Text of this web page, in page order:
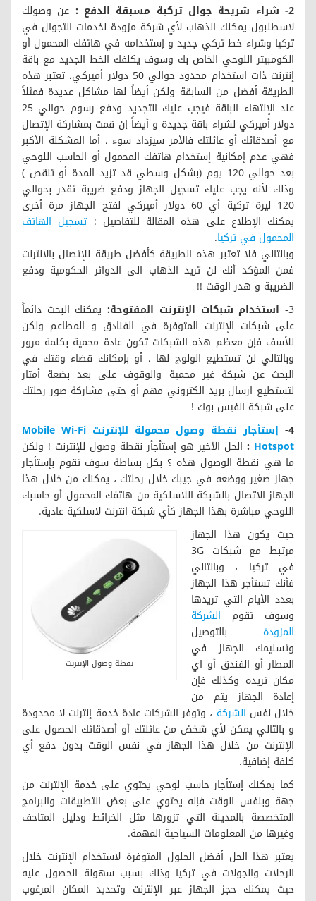
2- شراء شريحة جوال تركية مسبقة الدفع :
عن وصولك
لاسطنبول يمكنك الذهاب لأي شركة مزودة لخدمات التجوال في
تركيا وشراء خط تركي جديد و إستخدامه في هاتفك المحمول أو
الكومبيتر اللوحي الخاص بك وسوف يكلفك الخط الجديد مع باقة
إنترنت ذات استخدام محدود حوالي 50 دولار أميركي، تعتبر هذه
الطريقة أفضل من السابقة ولكن أيضاً لها مشاكل عديدة فمثلاً
عند الإنتهاء الباقة فيجب عليك التجديد ودفع رسوم حوالي 25
دولار أميركي لشراء باقة جديدة و أيضاً إن قمت بمشاركة الإتصال
مع أصدقائك أو عائلتك فالأمر سيزداد سوء ، أما المشكلة الأكبر
فهي عدم إمكانية إستخدام هاتفك المحمول أو الحاسب اللوحي
بعد حوالي 120 يوم (بشكل وسطي قد تزيد المدة أو تنقص )
وذلك لأنه يجب عليك تسجيل الجهاز ودفع ضريبة تقدر بحوالي
120 ليرة تركية أي 60 دولار أميركي لفتح الجهاز مرة أخرى
يمكنك الإطلاع على هذه المقالة للتفاصيل : تسجيل الهاتف
المحمول في تركيا.
وبالتالي فلا تعتبر هذه الطريقة كأفضل طريقة للإتصال بالانترنت
فمن المؤكد أنك لن تريد الذهاب الى الدوائر الحكومية ودفع
الضريبة و هدر الوقت !!
3- استخدام شبكات الإنترنت المفتوحة:يمكنك البحث دائماً
على شبكات الإنترنت المتوفرة في الفنادق و المطاعم ولكن
للأسف فإن معظم هذه الشبكات تكون عادة محمية بكلمة مرور
وبالتالي لن تستطيع الولوج لها ، أو بإمكانك قضاء وقتك في
البحث عن شبكة غير محمية والوقوف على بعد بضعة أمتار
لتستطيع ارسال بريد الكتروني مهم أو حتى مشاركة صور رحلتك
على شبكة الفيس بوك !
4-
إستأجار نقطة وصول محمولة للإنترنت Mobile Wi-Fi
Hotspot
: الحل الأخير هو إستأجأر نقطة وصول للإنترنت ! ولكن
ما هي نقطة الوصول هذه ؟ بكل بساطة سوف تقوم بإستأجار
جهاز صغير ووضعه في جيبك خلال رحلتك ، يمكنك من خلال هذا
الجهاز الاتصال بالشبكة اللاسلكية من هاتفك المحمول أو حاسبك
اللوحي مباشرة بهذا الجهاز كأي شبكة انترنت لاسلكية عادية.
نقطة وصول الإنترنت
حيث يكون هذا الجهاز
مرتبط مع شبكات 3G
في تركيا ، وبالتالي
فأنك تستأجر هذا الجهاز
بعدد الأيام التي تريدها
وسوف تقوم الشركة
المزودة بالتوصيل
وتسليمك الجهاز في
المطار أو الفندق أو اي
مكان تريده وكذلك فإن
إعادة الجهاز يتم من
خلال نفس الشركة ، وتوفر الشركات عادة خدمة إنترنت لا محدودة
و بالتالي يمكن لأي شخض من عائلتك أو أصدقائك الحصول على
الإنترنت من خلال هذا الجهاز في نفس الوقت بدون دفع أي
كلفة إضافية.
كما يمكنك إستأجار حاسب لوحي يحتوي على خدمة الإنترنت من
جهة وبنفس الوقت فإنه يحتوي على بعض التطبيقات والبرامج
المتخصصة بالمدينة التي تزورها مثل الخرائط ودليل المتاحف
وغيرها من المعلومات السياحية المهمة.
يعتبر هذا الحل أفضل الحلول المتوفرة لاستخدام الإنترنت خلال
الرحلات والجولات في تركيا وذلك بسبب سهولة الحصول عليه
حيث يمكنك حجز الجهاز عبر الإنترنت وتحديد المكان المرغوب